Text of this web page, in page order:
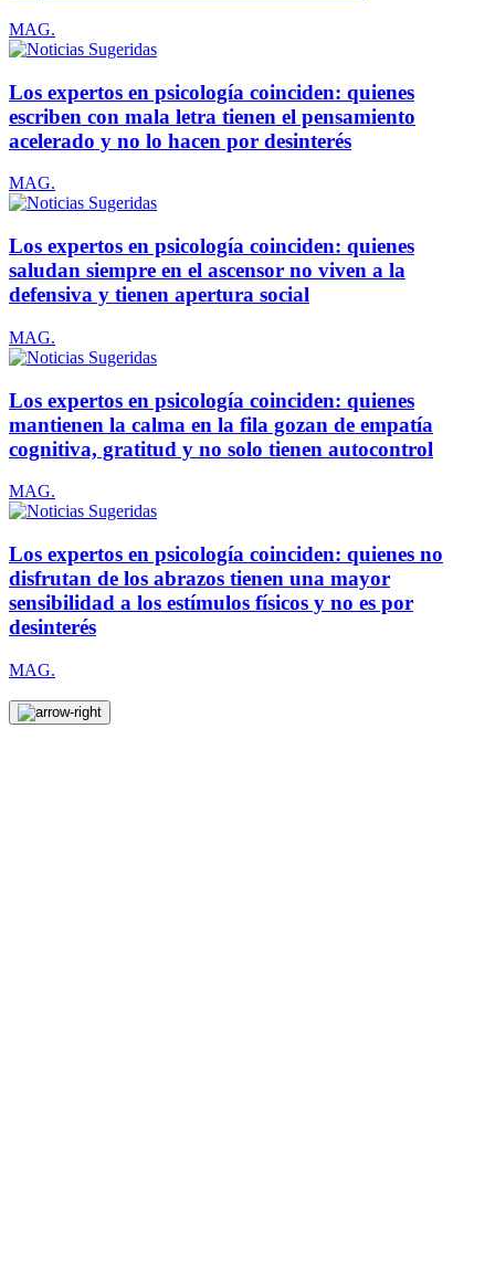
MAG.
Los expertos en psicología coinciden: quienes
escriben con mala letra tienen el pensamiento
acelerado y no lo hacen por desinterés
MAG.
Los expertos en psicología coinciden: quienes
saludan siempre en el ascensor no viven a la
defensiva y tienen apertura social
MAG.
Los expertos en psicología coinciden: quienes
mantienen la calma en la fila gozan de empatía
cognitiva, gratitud y no solo tienen autocontrol
MAG.
Los expertos en psicología coinciden: quienes no
disfrutan de los abrazos tienen una mayor
sensibilidad a los estímulos físicos y no es por
desinterés
MAG.